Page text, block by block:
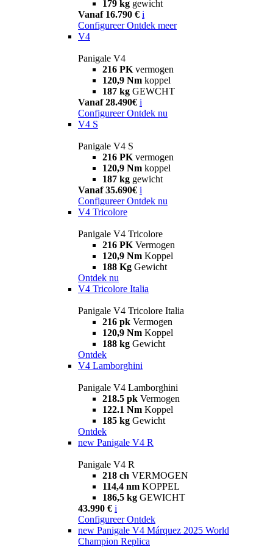
179 kg gewicht
Vanaf 16.790 € i
Configureer Ontdek meer
V4
Panigale V4
216 PK vermogen
120,9 Nm koppel
187 kg GEWCHT
Vanaf 28.490€ i
Configureer Ontdek nu
V4 S
Panigale V4 S
216 PK vermogen
120,9 Nm koppel
187 kg gewicht
Vanaf 35.690€ i
Configureer Ontdek nu
V4 Tricolore
Panigale V4 Tricolore
216 PK Vermogen
120,9 Nm Koppel
188 Kg Gewicht
Ontdek nu
V4 Tricolore Italia
Panigale V4 Tricolore Italia
216 pk Vermogen
120,9 Nm Koppel
188 kg Gewicht
Ontdek
V4 Lamborghini
Panigale V4 Lamborghini
218.5 pk Vermogen
122.1 Nm Koppel
185 kg Gewicht
Ontdek
new Panigale V4 R
Panigale V4 R
218 ch VERMOGEN
114,4 nm KOPPEL
186,5 kg GEWICHT
43.990 € i
Configureer Ontdek
new Panigale V4 Márquez 2025 World
Champion Replica